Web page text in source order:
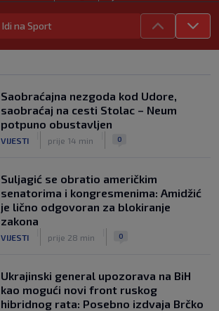
UEFA pokreće istragu: Je li Infantino
namjeravao prodati prava na Svjetsko
nisu pozvali na ostavku
NOGOMET
|
7. aug.
| 0
Idi na Sport
Saobraćajna nezgoda kod Udore,
saobraćaj na cesti Stolac – Neum
potpuno obustavljen
VIJESTI prije 14 min 0
Suljagić se obratio američkim
senatorima i kongresmenima: Amidžić
je lično odgovoran za blokiranje
zakona
VIJESTI prije 28 min 0
Ukrajinski general upozorava na BiH
kao mogući novi front ruskog
hibridnog rata: Posebno izdvaja Brčko